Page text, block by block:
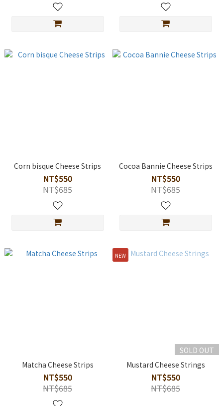
Corn bisque Cheese Strips
NT$550
NT$685
Cocoa Bannie Cheese Strips
NT$550
NT$685
Matcha Cheese Strips
NT$550
NT$685
NEW
SOLD OUT
Mustard Cheese Strings
NT$550
NT$685